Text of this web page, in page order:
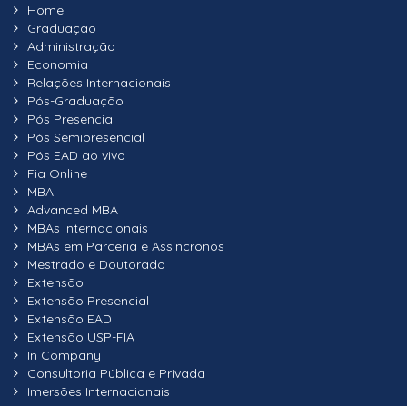
Home
Graduação
Administração
Economia
Relações Internacionais
Pós-Graduação
Pós Presencial
Pós Semipresencial
Pós EAD ao vivo
Fia Online
MBA
Advanced MBA
MBAs Internacionais
MBAs em Parceria e Assíncronos
Mestrado e Doutorado
Extensão
Extensão Presencial
Extensão EAD
Extensão USP-FIA
In Company
Consultoria Pública e Privada
Imersões Internacionais